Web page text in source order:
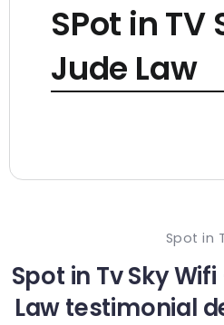
SPot in TV
Jude Law
Spot in
Spot in Tv Sky
Law testimonial